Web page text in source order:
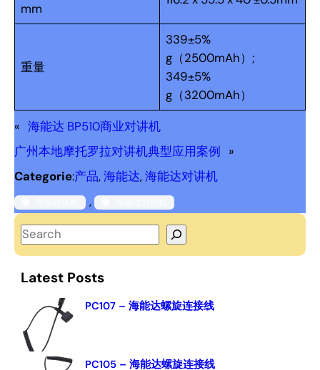
mm
重量
339±5%
g（2500mAh）;
349±5%
g（3200mAh）
« 海能达 BP510商业对讲机
广州本地摩托罗拉对讲机典型应用案例 »
Categorie:产品, 海能达, 海能达对讲机
,
S
e
a
h
Latest Posts
PC107 – 海能达螺旋连接线
PC105 – 海能达螺旋连接线